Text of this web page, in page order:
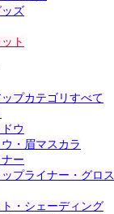
ズ
ト
プカテゴリすべて
ウ
・眉マスカラ
ー
プライナー・グロス
・シェーディング